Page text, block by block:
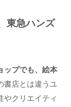
東急ハンズ
ップでも、絵本
書店とは違うユ
やクリエイティ